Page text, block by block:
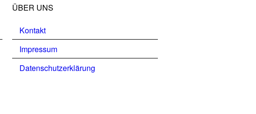
ÜBER UNS
Kontakt
Impressum
Datenschutzerklärung